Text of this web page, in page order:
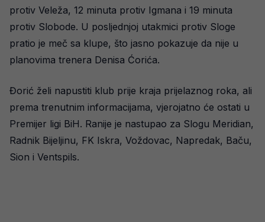
protiv Veleža, 12 minuta protiv Igmana i 19 minuta
protiv Slobode. U posljednjoj utakmici protiv Sloge
pratio je meč sa klupe, što jasno pokazuje da nije u
planovima trenera Denisa Ćorića.
Đorić želi napustiti klub prije kraja prijelaznog roka, ali
prema trenutnim informacijama, vjerojatno će ostati u
Premijer ligi BiH. Ranije je nastupao za Slogu Meridian,
Radnik Bijeljinu, FK Iskra, Voždovac, Napredak, Baču,
Sion i Ventspils.